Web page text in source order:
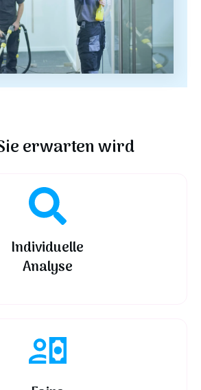
erwarten wird
Individuelle
Analyse